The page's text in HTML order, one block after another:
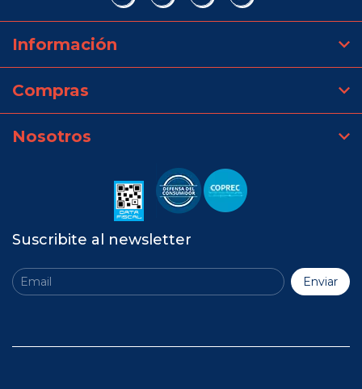
Información
Compras
Nosotros
Suscribite al newsletter